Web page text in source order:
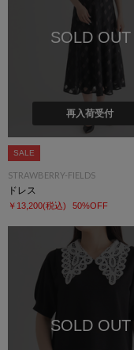
SOLD OUT
再入荷受付
SALE
STRAWBERRY-FIELDS
ドレス
￥13,200(税込) 50%OFF
SOLD OUT